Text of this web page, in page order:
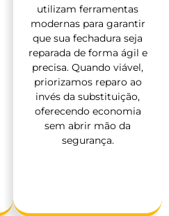
utilizam ferramentas
modernas para garantir
que sua fechadura seja
reparada de forma ágil e
precisa. Quando viável,
priorizamos reparo ao
invés da substituição,
oferecendo economia
sem abrir mão da
segurança.